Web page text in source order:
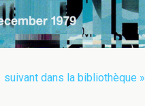
suivant dans la bibliothèque »